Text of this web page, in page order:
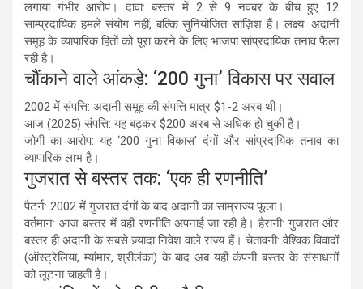
लगाया गंभीर आरोप। दावा: बस्तर में 2 से 9 नवंबर के बीच हुए 12
साम्प्रदायिक हमले संयोग नहीं, बल्कि सुनियोजित साज़िश हैं। लक्ष्य: अदानी
समूह के व्यापारिक हितों को पूरा करने के लिए भाजपा सांप्रदायिक तनाव फैला
रही है।
चौंकाने वाले आंकड़े: ‘200 गुना’ विकास पर सवाल
2002 में संपत्ति: अदानी समूह की संपत्ति मात्र $1-2 अरब थी।
आज (2025) संपत्ति: यह बढ़कर $200 अरब से अधिक हो चुकी है।
जोगी का आरोप: यह ‘200 गुना विकास’ दंगों और सांप्रदायिक तनाव का
व्यापारिक लाभ है।
गुजरात से बस्तर तक: ‘एक ही रणनीति’
पैटर्न: 2002 में गुजरात दंगों के बाद अदानी का साम्राज्य फूला।
वर्तमान: आज बस्तर में वही रणनीति अपनाई जा रही है। हैरानी: गुजरात और
बस्तर ही अदानी के सबसे ज़्यादा निवेश वाले राज्य हैं। चेतावनी: वैश्विक विवादों
(ऑस्ट्रेलिया, म्यांमार, श्रीलंका) के बाद अब यही कंपनी बस्तर के संसाधनों
को लूटना चाहती है।